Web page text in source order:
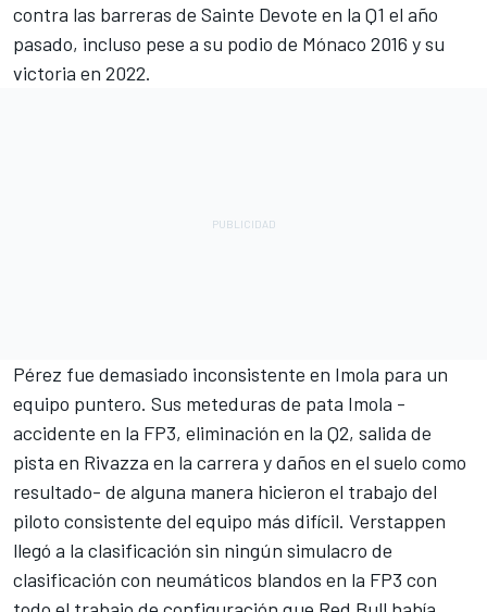
contra las barreras de Sainte Devote en la Q1 el año
pasado, incluso pese a su podio de Mónaco 2016 y su
victoria en 2022.
Pérez fue demasiado inconsistente en Imola para un
equipo puntero. Sus meteduras de pata Imola -
accidente en la FP3, eliminación en la Q2, salida de
pista en Rivazza en la carrera y daños en el suelo como
resultado- de alguna manera hicieron el trabajo del
piloto consistente del equipo más difícil. Verstappen
llegó a la clasificación sin ningún simulacro de
clasificación con neumáticos blandos en la FP3 con